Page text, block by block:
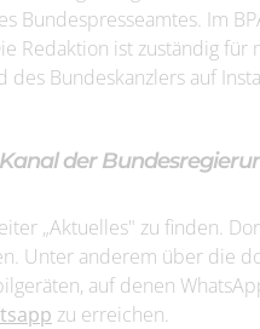
Bundespresseamtes. Im
Redaktion ist zuständig
des Bundeskanzlers auf
der
„Aktuelles" zu finden.
Unter anderem über die
auf denen
zu erreichen.